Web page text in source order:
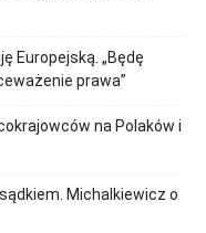
Europejską. „Będę
prawa”
na Polaków i
Michalkiewicz o